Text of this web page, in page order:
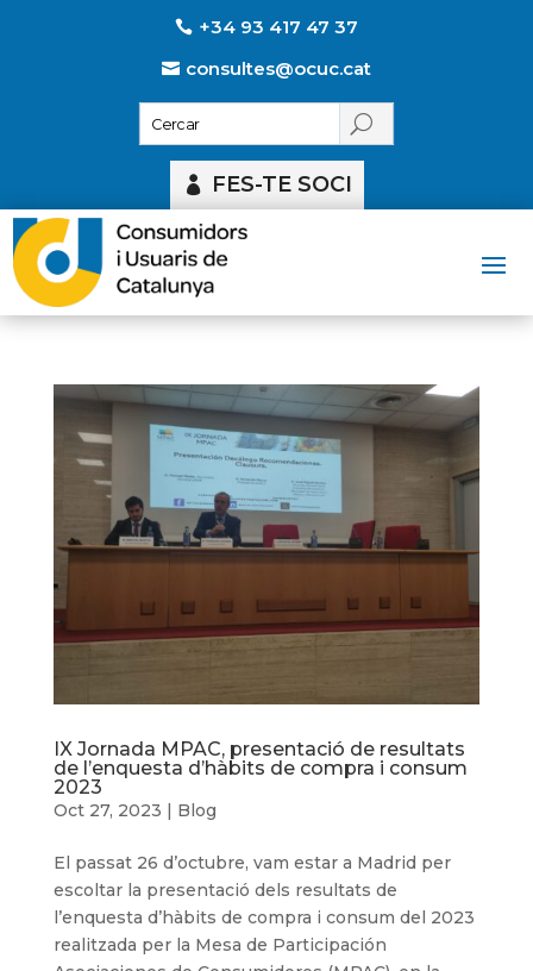
+34 93 417 47 37
consultes@ocuc.cat
FES-TE SOCI
IX Jornada MPAC, presentació de resultats
de l’enquesta d’hàbits de compra i consum
2023
Oct 27, 2023 | Blog
El passat 26 d’octubre, vam estar a Madrid per
escoltar la presentació dels resultats de
l’enquesta d’hàbits de compra i consum del 2023
realitzada per la Mesa de Participación